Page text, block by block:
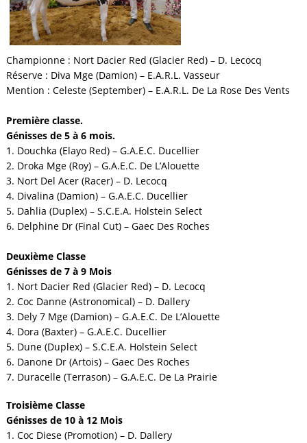
Championne : Nort Dacier Red (Glacier Red) – D. Lecocq
Réserve : Diva Mge (Damion) – E.A.R.L. Vasseur
Mention : Celeste (September) – E.A.R.L. De La Rose Des Vents
Première classe.
Génisses de 5 à 6 mois.
1. Douchka (Elayo Red) – G.A.E.C. Ducellier
2. Droka Mge (Roy) – G.A.E.C. De L’Alouette
3. Nort Del Acer (Racer) – D. Lecocq
4. Divalina (Damion) – G.A.E.C. Ducellier
5. Dahlia (Duplex) – S.C.E.A. Holstein Select
6. Delphine Dr (Final Cut) – Gaec Des Roches
Deuxième Classe
Génisses de 7 à 9 Mois
1. Nort Dacier Red (Glacier Red) – D. Lecocq
2. Coc Danne (Astronomical) – D. Dallery
3. Dely 7 Mge (Damion) – G.A.E.C. De L’Alouette
4. Dora (Baxter) – G.A.E.C. Ducellier
5. Dune (Duplex) – S.C.E.A. Holstein Select
6. Danone Dr (Artois) – Gaec Des Roches
7. Duracelle (Terrason) – G.A.E.C. De La Prairie
Troisième Classe
Génisses de 10 à 12 Mois
1. Coc Diese (Promotion) – D. Dallery